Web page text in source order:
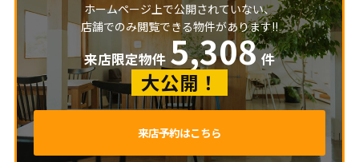
ホームページ上で公開されていない、
店舗でのみ閲覧できる物件があります!!
来店限定物件 5,308 件
大公開！
来店予約はこちら